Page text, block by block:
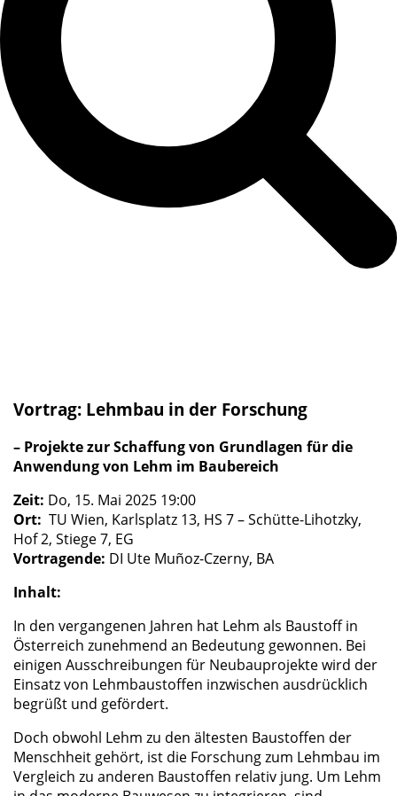
Vortrag: Lehmbau in der Forschung
– Projekte zur Schaffung von Grundlagen für die
Anwendung von Lehm im Baubereich
Zeit: Do, 15. Mai 2025 19:00
Ort: TU Wien, Karlsplatz 13, HS 7 – Schütte-Lihotzky,
Hof 2, Stiege 7, EG
Vortragende: DI Ute Muñoz-Czerny, BA
Inhalt:
In den vergangenen Jahren hat Lehm als Baustoff in
Österreich zunehmend an Bedeutung gewonnen. Bei
einigen Ausschreibungen für Neubauprojekte wird der
Einsatz von Lehmbaustoffen inzwischen ausdrücklich
begrüßt und gefördert.
Doch obwohl Lehm zu den ältesten Baustoffen der
Menschheit gehört, ist die Forschung zum Lehmbau im
Vergleich zu anderen Baustoffen relativ jung. Um Lehm